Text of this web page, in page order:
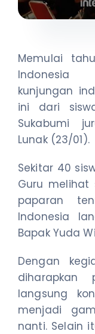
Memulai
Indonesia
kunjungan
ini dari
Sukabumi
Lunak (23/01).
Sekitar 40
Guru melihat
paparan
Indonesia
Bapak Yuda
Dengan
langsung
menjadi
nanti. Selain